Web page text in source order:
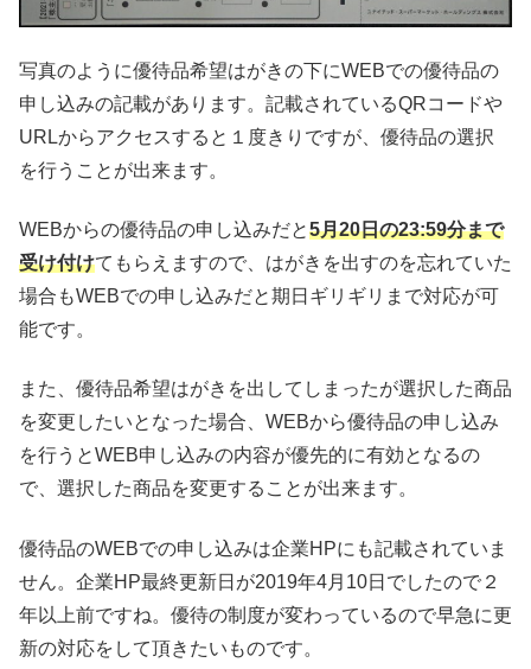
写真のように優待品希望はがきの下にWEBでの優待品の
申し込みの記載があります。記載されているQRコードや
URLからアクセスすると１度きりですが、優待品の選択
を行うことが出来ます。
WEBからの優待品の申し込みだと5月20日の23:59分まで
受け付けてもらえますので、はがきを出すのを忘れていた
場合もWEBでの申し込みだと期日ギリギリまで対応が可
能です。
また、優待品希望はがきを出してしまったが選択した商品
を変更したいとなった場合、WEBから優待品の申し込み
を行うとWEB申し込みの内容が優先的に有効となるの
で、選択した商品を変更することが出来ます。
優待品のWEBでの申し込みは企業HPにも記載されていま
せん。企業HP最終更新日が2019年4月10日でしたので２
年以上前ですね。優待の制度が変わっているので早急に更
新の対応をして頂きたいものです。